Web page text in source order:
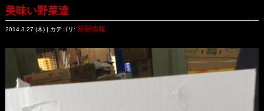
美味い野菜達
2014.3.27 (木) | カテゴリ: 厨厨情報